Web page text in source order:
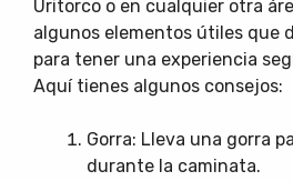
Uritorco o en cualquier otra
algunos elementos útiles que
para tener una experiencia
Aquí tienes algunos consejos:
Gorra: Lleva una gorra
durante la caminata.